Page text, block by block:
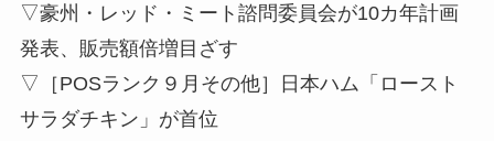
▽豪州・レッド・ミート諮問委員会が10カ年計画
発表、販売額倍増目ざす
▽［POSランク９月その他］日本ハム「ロースト
サラダチキン」が首位